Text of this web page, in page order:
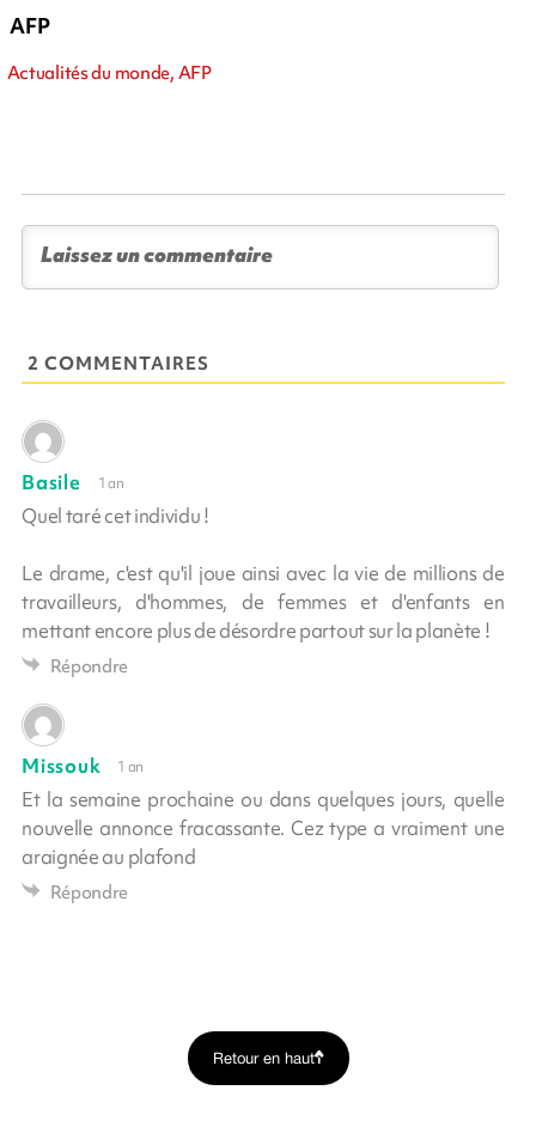
AFP
Actualités du monde, AFP
2 COMMENTAIRES
Basile 1 an
Quel taré cet individu !
Le drame, c'est qu'il joue ainsi avec la vie de millions de
travailleurs, d'hommes, de femmes et d'enfants en
mettant encore plus de désordre partout sur la planète !
Répondre
Missouk 1 an
Et la semaine prochaine ou dans quelques jours, quelle
nouvelle annonce fracassante. Cez type a vraiment une
araignée au plafond
Répondre
Retour en haut